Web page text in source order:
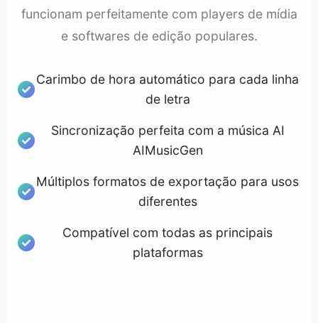
funcionam perfeitamente com players de mídia
e softwares de edição populares.
Carimbo de hora automático para cada linha
de letra
Sincronização perfeita com a música AI
AIMusicGen
Múltiplos formatos de exportação para usos
diferentes
Compatível com todas as principais
plataformas